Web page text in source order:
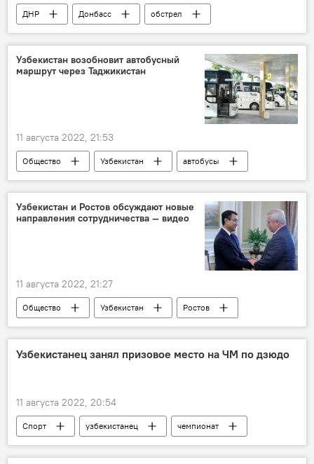
ДНР Донбасс
обстрел
Донбасс: путь к новой жизни
Узбекистан возобновит автобусный
маршрут через Таджикистан
11 августа 2022, 21:53
Общество Узбекистан
автобусы
рейсы
Таджикистан
Узбекистан и Ростов обсуждают новые
направления сотрудничества — видео
11 августа 2022, 21:27
Общество Узбекистан
Ростов
сотрудничество
Узбекистанец занял призовое место на ЧМ по дзюдо
11 августа 2022, 20:54
Спорт узбекистанец
чемпионат
дзюдо